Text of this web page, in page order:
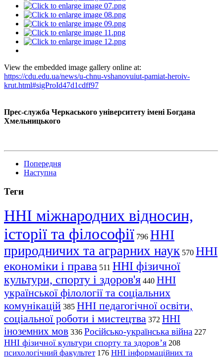
View the embedded image gallery online at:
https://cdu.edu.ua/news/u-chnu-vshanovuiut-pamiat-heroiv-
krut.html#sigProId47d1cdff97
Прес-служба Черкаського університету імені Богдана
Хмельницького
Попередня
Наступна
Теги
ННІ міжнародних відносин,
історії та філософії 796 ННІ
природничих та аграрних наук 570 ННІ
економіки і права 511 ННІ фізичної
культури, спорту і здоров'я 440 ННІ
української філології та соціальних
комунікацій 385 ННІ педагогічної освіти,
соціальної роботи і мистецтва 372 ННІ
іноземних мов 336 Російсько-українська війна 227
ННІ фізичної культури спорту та здоров’я 208
психологічний факультет 176 ННІ інформаційних та